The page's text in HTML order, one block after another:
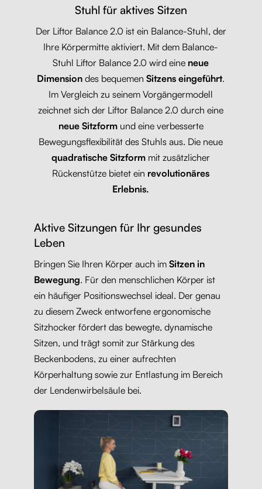
Stuhl für aktives Sitzen
Der Liftor Balance 2.0 ist ein Balance-Stuhl, der
Ihre Körpermitte aktiviert. Mit dem Balance-
Stuhl Liftor Balance 2.0 wird eine neue
Dimension des bequemenSitzens eingeführt.
Im Vergleich zu seinem Vorgängermodell
zeichnet sich der Liftor Balance 2.0 durch eine
neue Sitzformund eine verbesserte
Bewegungsflexibilität des Stuhls aus. Die neue
quadratische Sitzform mit zusätzlicher
Rückenstütze bietet ein revolutionäres
Erlebnis.
Aktive Sitzungen für Ihr gesundes
Leben
Bringen Sie Ihren Körper auch im Sitzen in
Bewegung. Für den menschlichen Körper ist
ein häufiger Positionswechsel ideal. Der genau
zu diesem Zweck entworfene ergonomische
Sitzhocker fördert das bewegte, dynamische
Sitzen, und trägt somit zur Stärkung des
Beckenbodens, zu einer aufrechten
Körperhaltung sowie zur Entlastung im Bereich
der Lendenwirbelsäule bei.